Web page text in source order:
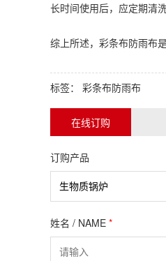
长时间使用后，应定期清
综上所述， 彩条布防雨布
标签： 彩条布防雨布
在线订购
订购产品
姓名 / NAME *